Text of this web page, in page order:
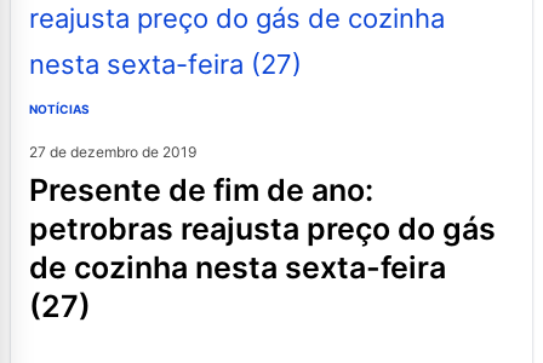
NOTÍCIAS
27 de dezembro de 2019
presente de fim de ano:
petrobras reajusta preço do gás
de cozinha nesta sexta-feira
(27)